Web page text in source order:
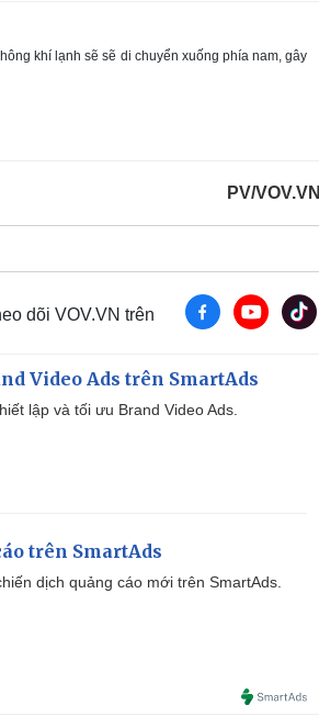
khí lạnh sẽ sẽ di chuyển xuống phía nam, gây
PV/VOV.VN
dõi VOV.VN trên
Video Ads trên SmartAds
lập và tối ưu Brand Video Ads.
trên SmartAds
dịch quảng cáo mới trên SmartAds.